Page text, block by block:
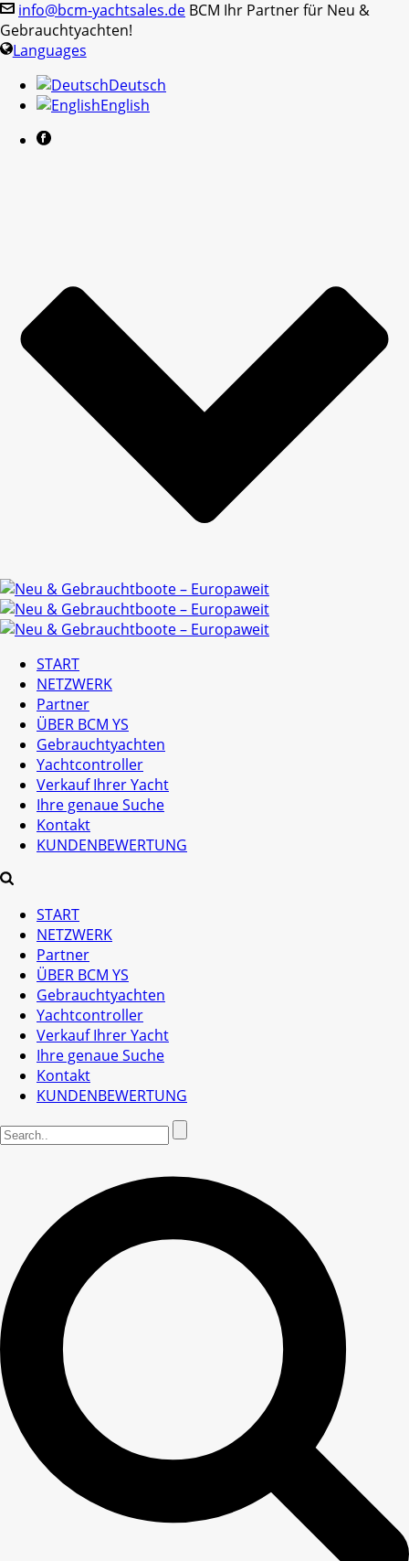
info@bcm-yachtsales.de BCM Ihr Partner für Neu &
Gebrauchtyachten!
Languages
Deutsch
English
START
NETZWERK
Partner
ÜBER BCM YS
Gebrauchtyachten
Yachtcontroller
Verkauf Ihrer Yacht
Ihre genaue Suche
Kontakt
KUNDENBEWERTUNG
START
NETZWERK
Partner
ÜBER BCM YS
Gebrauchtyachten
Yachtcontroller
Verkauf Ihrer Yacht
Ihre genaue Suche
Kontakt
KUNDENBEWERTUNG